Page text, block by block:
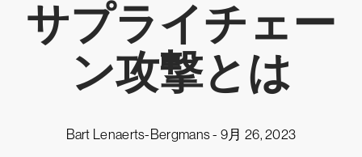
サプライチェー
ン攻撃とは
Bart Lenaerts-Bergmans -9月 26, 2023